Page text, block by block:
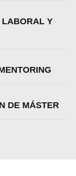
LABORAL Y
DE MÁSTER